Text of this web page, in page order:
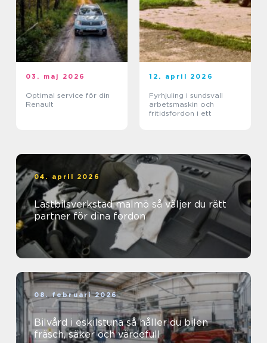
03. maj 2026
Optimal service för din
Renault
12. april 2026
Fyrhjuling i sundsvall
arbetsmaskin och
fritidsfordon i ett
04. april 2026
Lastbilsverkstad malmö så väljer du rätt
partner för dina fordon
08. februari 2026
Bilvård i eskilstuna så håller du bilen
fräsch, säker och värdefull